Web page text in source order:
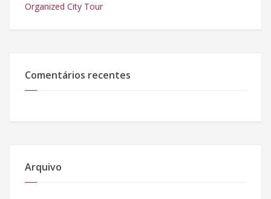
Organized City Tour
Comentários recentes
Arquivo